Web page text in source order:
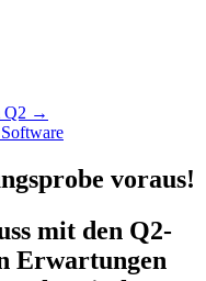
Q2 →
voraus!
mit den Q2-
Erwartungen